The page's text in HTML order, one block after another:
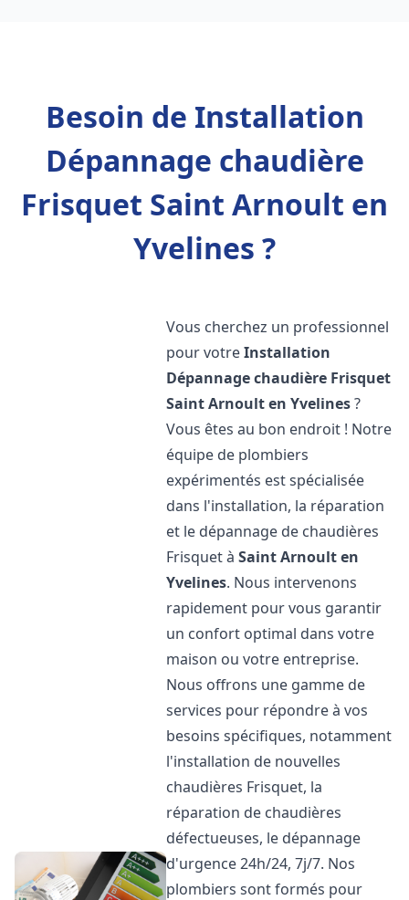
Besoin de Installation
Dépannage chaudière
Frisquet Saint Arnoult en
Yvelines ?
Vous cherchez un professionnel
pour votreInstallation
Dépannage chaudière Frisquet
Saint Arnoult en Yvelines?
Vous êtes au bon endroit ! Notre
équipe de plombiers
expérimentés est spécialisée
dans l'installation, la réparation
et le dépannage de chaudières
Frisquet àSaint Arnoult en
Yvelines. Nous intervenons
rapidement pour vous garantir
un confort optimal dans votre
maison ou votre entreprise.
Nous offrons une gamme de
services pour répondre à vos
besoins spécifiques, notamment
l'installation de nouvelles
chaudières Frisquet, la
réparation de chaudières
défectueuses, le dépannage
d'urgence 24h/24, 7j/7. Nos
plombiers sont formés pour